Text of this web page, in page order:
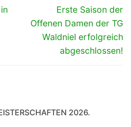
Nächster
Beitrag:
Erste Saison der
Offenen Damen der TG
Waldniel erfolgreich
abgeschlossen!
2026.